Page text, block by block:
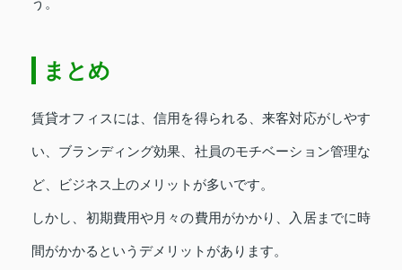
う。
まとめ
賃貸オフィスには、信用を得られる、来客対応がしやす
い、ブランディング効果、社員のモチベーション管理な
ど、ビジネス上のメリットが多いです。
しかし、初期費用や月々の費用がかかり、入居までに時
間がかかるというデメリットがあります。